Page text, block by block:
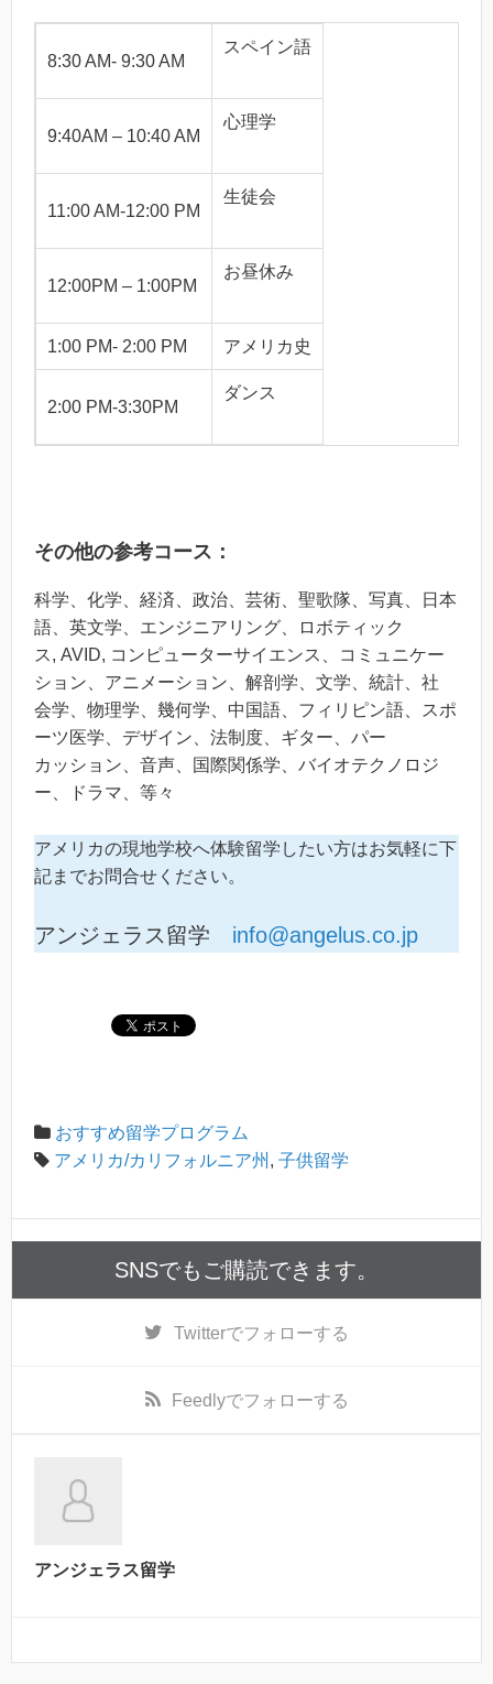
8:30 AM- 9:30 AM
スペイン語
9:40AM – 10:40 AM
心理学
11:00 AM-12:00 PM
生徒会
12:00PM – 1:00PM
お昼休み
1:00 PM- 2:00 PM アメリカ史
2:00 PM-3:30PM
ダンス
その他の参考コース：
科学、化学、経済、政治、芸術、聖歌隊、写真、日本
語、英文学、エンジニアリング、ロボティック
ス, AVID, コンピューターサイエンス、コミュニケー
ション、アニメーション、解剖学、文学、統計、社
会学、物理学、幾何学、中国語、フィリピン語、スポ
ーツ医学、デザイン、法制度、ギター、パー
カッション、音声、国際関係学、バイオテクノロジ
ー、ドラマ、等々
アメリカの現地学校へ体験留学したい方はお気軽に下
記までお問合せください。
アンジェラス留学 info@angelus.co.jp
おすすめ留学プログラム
アメリカ/カリフォルニア州 , 子供留学
SNSでもご購読できます。
Twitterでフォローする
Feedlyでフォローする
アンジェラス留学